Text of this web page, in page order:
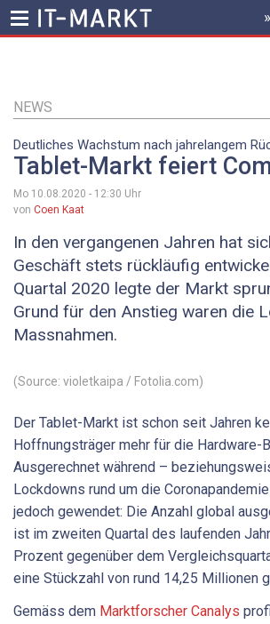
Inhalt
HEADER
MENU
NEWS
Deutliches Wachstum nach jahrelangem
Tablet-Markt feiert
Mo 10.08.2020 - 12:30 Uhr
von Coen Kaat
In den vergangenen Jahren hat
Geschäft stets rückläufig
Quartal 2020 legte der Markt
Grund für den Anstieg waren die
Massnahmen.
(Source: violetkaipa / Fotolia.com)
Der Tablet-Markt ist schon seit Jahren
Hoffnungsträger mehr für die Hardware-
Ausgerechnet während –
Lockdowns rund um die
jedoch gewendet: Die Anzahl global
ist im zweiten Quartal des laufenden
Prozent gegenüber dem
eine Stückzahl von rund 14,25 Millionen
Gemäss dem Marktforscher Canalys